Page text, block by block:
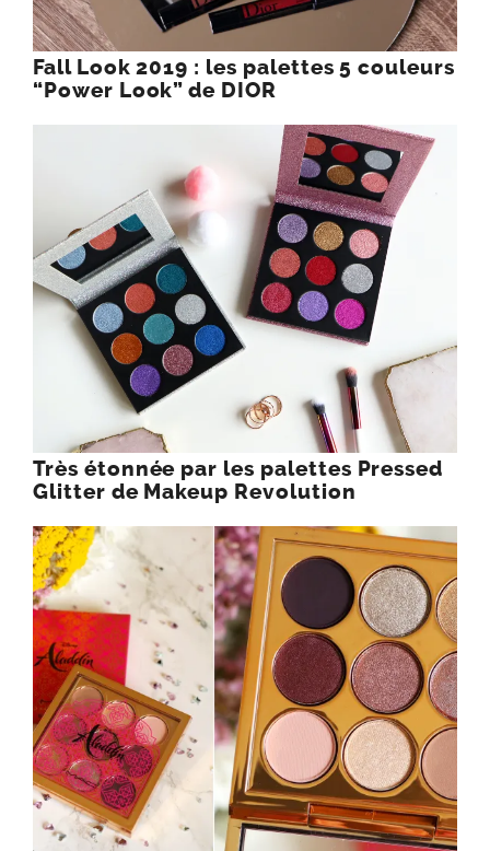
Fall Look 2019 : les palettes 5 couleurs
“Power Look” de DIOR
Très étonnée par les palettes Pressed
Glitter de Makeup Revolution